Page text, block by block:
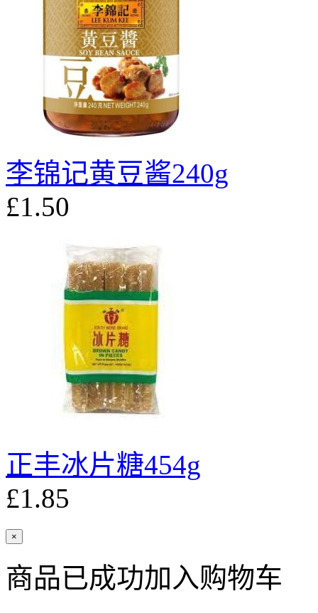
李锦记黄豆酱240g
£1.50
正丰冰片糖454g
£1.85
×
商品已成功加入购物车